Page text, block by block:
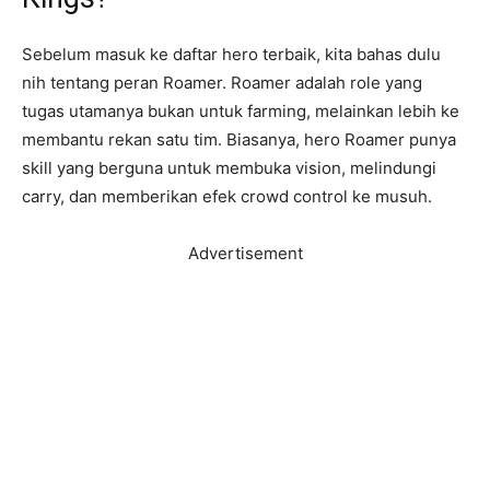
Sebelum masuk ke daftar hero terbaik, kita bahas dulu
nih tentang peran Roamer. Roamer adalah role yang
tugas utamanya bukan untuk farming, melainkan lebih ke
membantu rekan satu tim. Biasanya, hero Roamer punya
skill yang berguna untuk membuka vision, melindungi
carry, dan memberikan efek crowd control ke musuh.
Advertisement